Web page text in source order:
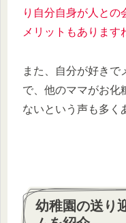
り自分自身が人との
メリットもあります
また、自分が好きで
で、他のママがお化
ないという声も多く
幼稚園の送り